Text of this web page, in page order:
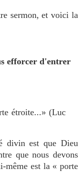
sermon, et voici la
efforcer d'entrer
étroite...» (Luc
divin est que Dieu
que nous devons
même est la « porte